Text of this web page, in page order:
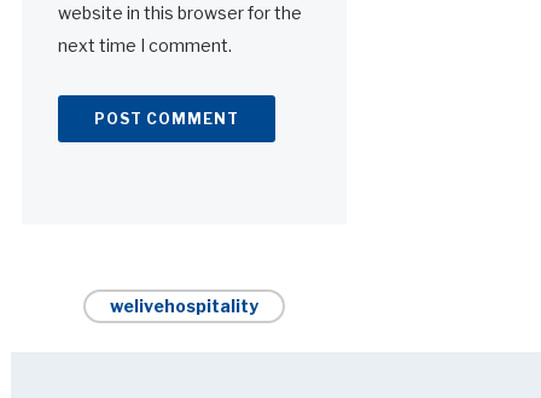
website in this browser for the
next time I comment.
welivehospitality